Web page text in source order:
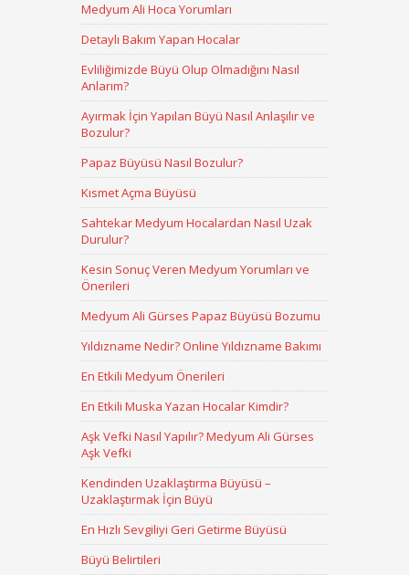
Medyum Ali Hoca Yorumları
Detaylı Bakım Yapan Hocalar
Evliliğimizde Büyü Olup Olmadığını Nasıl
Anlarım?
Ayırmak İçin Yapılan Büyü Nasıl Anlaşılır ve
Bozulur?
Papaz Büyüsü Nasıl Bozulur?
Kısmet Açma Büyüsü
Sahtekar Medyum Hocalardan Nasıl Uzak
Durulur?
Kesin Sonuç Veren Medyum Yorumları ve
Önerileri
Medyum Ali Gürses Papaz Büyüsü Bozumu
Yıldızname Nedir? Online Yıldızname Bakımı
En Etkili Medyum Önerileri
En Etkili Muska Yazan Hocalar Kimdir?
Aşk Vefki Nasıl Yapılır? Medyum Ali Gürses
Aşk Vefki
Kendinden Uzaklaştırma Büyüsü –
Uzaklaştırmak İçin Büyü
En Hızlı Sevgiliyi Geri Getirme Büyüsü
Büyü Belirtileri